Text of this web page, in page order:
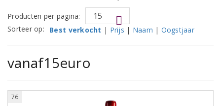
Producten per pagina:
Sorteer op:
Best verkocht | Prijs | Naam | Oogstjaar
vanaf15euro
76